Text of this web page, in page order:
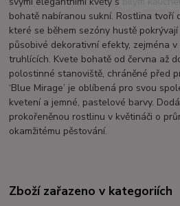
bohatě nabíranou sukní. Rostlina tvoří
které se během sezóny hustě
působivé dekorativní efekty, zejména
truhlících. Kvete bohatě od června až
polostinné stanoviště, chráněné před
‘Blue Mirage’ je oblíbená pro svou
kvetení a jemné, pastelové barvy.
prokořeněnou rostlinu v květináči o
okamžitému pěstování.
Zboží zařazeno v kategoriích